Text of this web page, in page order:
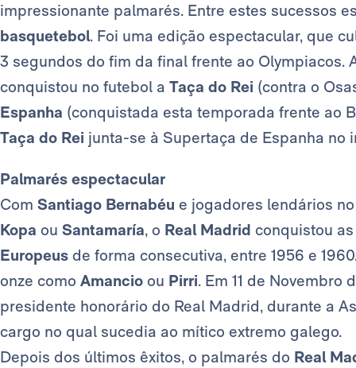
impressionante palmarés. Entre estes sucessos
basquetebol. Foi uma edição espectacular, que
3 segundos do fim da final frente ao Olympiacos.
conquistou no futebol a Taça do Rei (contra o
Espanha (conquistada esta temporada frente ao
Taça do Rei junta-se à Supertaça de Espanha no
Palmarés espectacular
Com Santiago Bernabéu e jogadores lendários
Kopa ou Santamaría, o Real Madrid conquistou as
Europeus de forma consecutiva, entre 1956 e
onze como Amancio ou Pirri. Em 11 de Novembro
presidente honorário do Real Madrid, durante a
cargo no qual sucedia ao mítico extremo galego.
Depois dos últimos êxitos, o palmarés do Real